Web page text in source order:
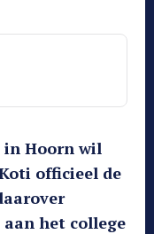
in Hoorn wil
officieel de
het college